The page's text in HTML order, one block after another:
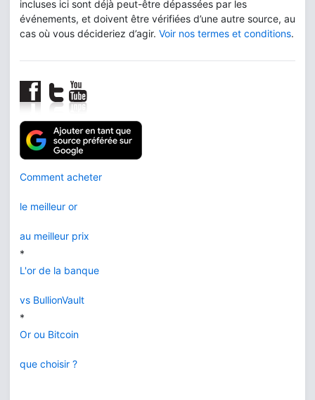
incluses ici sont déjà peut-être dépassées par les
événements, et doivent être vérifiées d’une autre source, au
cas où vous décideriez d’agir. Voir nos termes et conditions.
Comment acheter
le meilleur or
au meilleur prix
*
L'or de la banque
vs BullionVault
*
Or ou Bitcoin
que choisir ?